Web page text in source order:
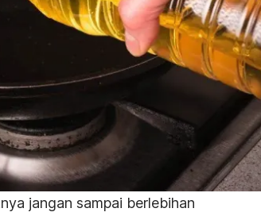
jangan sampai berlebihan